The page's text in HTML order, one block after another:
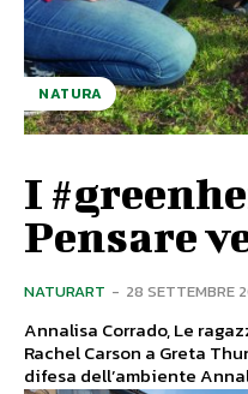
NATURA
I
Pensare
NATURART - 28 SETTEMBRE
Annalisa Corrado, Le
Rachel Carson a Greta
difesa